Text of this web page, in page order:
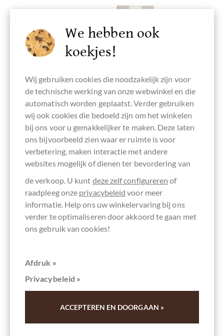
chocolats-de-luxe.de
Pistazien Vergnügen - Schokolade mit
Details
Onthouden
We hebben ook
koekjes!
Wij gebruiken cookies die noodzakelijk zijn voor
de technische werking van onze webwinkel en die
automatisch worden geplaatst. Verder gebruiken
wij ook cookies die bedoeld zijn om het winkelen
bij ons voor u gemakkelijker te maken. Deze laten
ons bijvoorbeeld zien waar er ruimte is voor
verbetering, maken interactie met andere
websites mogelijk of dienen ter bevordering van
de verkoop. U kunt deze zelf configureren of
raadpleeg onze privacybeleid voor meer
informatie. Help ons uw winkelervaring bij ons
verder te optimaliseren door akkoord te gaan met
ons gebruik van cookies!
Afdruk »
Privacybeleid »
ACCEPTEREN EN DOORGAAN »